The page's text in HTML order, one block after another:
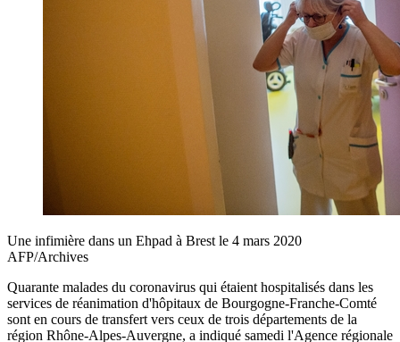
Une infimière dans un Ehpad à Brest le 4 mars 2020
AFP/Archives
Quarante malades du coronavirus qui étaient hospitalisés dans les
services de réanimation d'hôpitaux de Bourgogne-Franche-Comté
sont en cours de transfert vers ceux de trois départements de la
région Rhône-Alpes-Auvergne, a indiqué samedi l'Agence régionale